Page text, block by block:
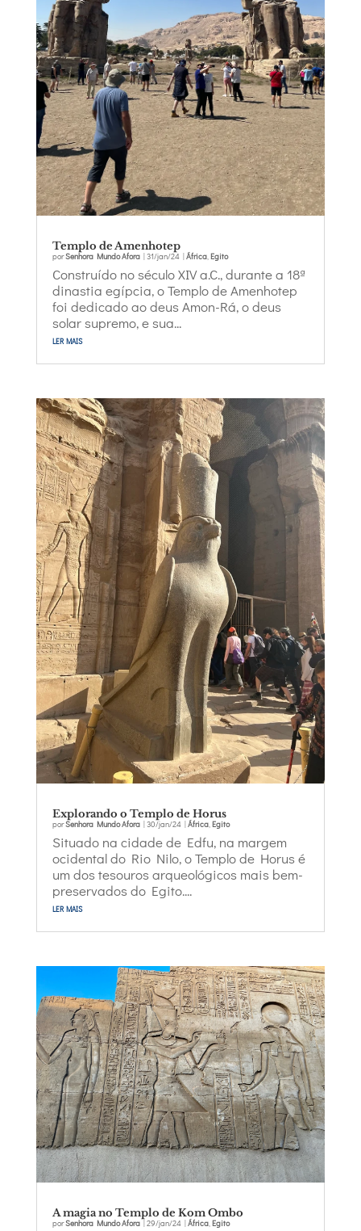
Templo de Amenhotep
porSenhora Mundo Afora| 31/jan/24| África, Egito
Construído no século XIV a.C., durante a 18ª
dinastia egípcia, o Templo de Amenhotep
foi dedicado ao deus Amon-Rá, o deus
solar supremo, e sua...
ler mais
Explorando o Templo de Horus
porSenhora Mundo Afora| 30/jan/24| África, Egito
Situado na cidade de Edfu, na margem
ocidental do Rio Nilo, o Templo de Horus é
um dos tesouros arqueológicos mais bem-
preservados do Egito....
ler mais
A magia no Templo de Kom Ombo
porSenhora Mundo Afora| 29/jan/24| África, Egito